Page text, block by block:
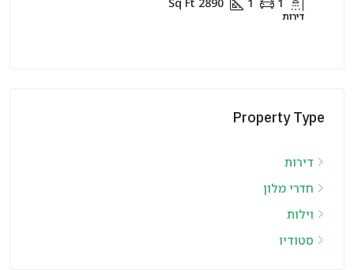
דירות
Property Type
דירות
חדרי מלון
וילות
סטודיו